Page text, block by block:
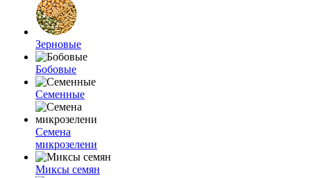
Зерновые
Бобовые
Семенные
Семена
микрозелени
Миксы семян